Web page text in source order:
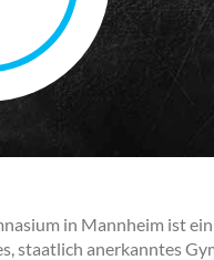
in Mannheim ist ein
staatlich anerkanntes